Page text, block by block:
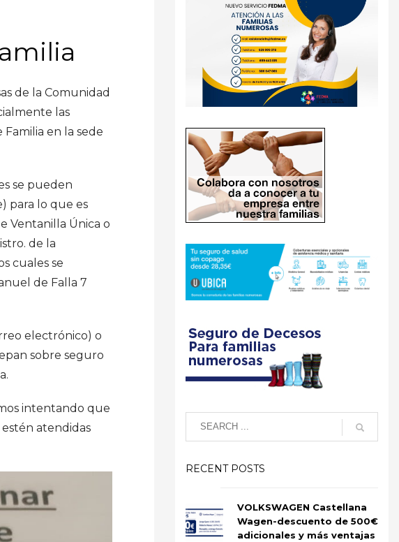
de la Comunidad
las
en la sede
se pueden
para lo que es
Ventanilla Única o
de la
cuales se
de Falla 7
electrónico) o
sobre seguro
intentando que
atendidas
RECENT POSTS
VOLKSWAGEN Castellana
Wagen-descuento de 500€
adicionales y más ventajas